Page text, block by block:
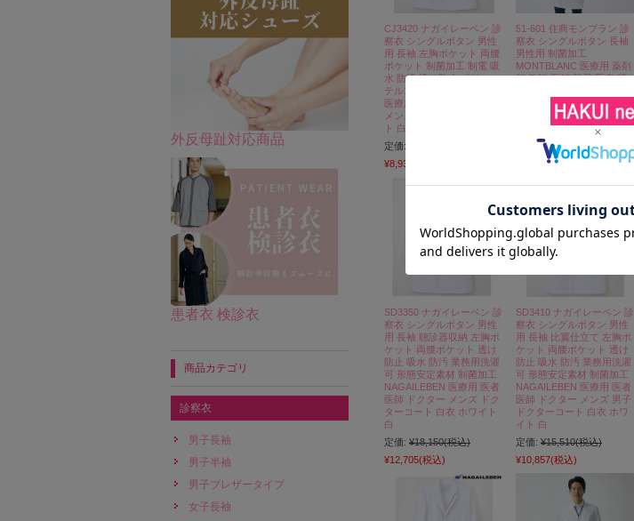
CJ3420 ナガイレーベン 診
察衣 シングルボタン 男性
用 長袖 左胸ポケット 両腰
ポケット 制菌加工 制電 吸
水 防汚 透け防止 ポリエス
テル100% NAGAILEBEN
医療用 医者 医師 ドクター
メンズ 男子 ドクターコー
ト 白衣 ホワイト ネイビー
定価:
¥8,932
51-601 住商モンブラン 診
察衣 シングルボタン 長袖
男性用 制菌加工
MONTBLANC 医療用 薬剤
師 教師 医師 薬局 医者 研
ート 白衣 涼しい 大きいサ
イズ 4L 5L
(税込)
¥4,004(税込)
SD3350 ナガイレーベン 診
察衣 シングルボタン 男性
用 長袖 聴診器収納 左胸ポ
ケット 両腰ポケット 透け
防止 吸水 防汚 業務用洗濯
可 形態安定素材 制菌加工
NAGAILEBEN 医療用 医者
医師 ドクター メンズ ドク
ターコート 白衣 ホワイト
白
定価: ¥18,150(税込)
¥12,705(税込)
SD3410 ナガイレーベン 診
察衣 シングルボタン 男性
用 長袖 比翼仕立て 左胸ポ
ケット 両腰ポケット 透け
防止 吸水 防汚 業務用洗濯
可 形態安定素材 制菌加工
NAGAILEBEN 医療用 医者
医師 ドクター メンズ 男子
ドクターコート 白衣 ホワ
イト 白
定価: ¥15,510(税込)
¥10,857(税込)
外反母趾対応商品
患者衣 検診衣
商品カテゴリ
診察衣
男子長袖
男子半袖
男子ブレザータイプ
女子長袖